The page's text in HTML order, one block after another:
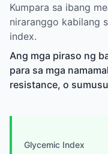
Kumpara sa ibang
niraranggo kabilang
index.
Ang mga piraso ng
para sa mga
resistance, o
Glycemic Index